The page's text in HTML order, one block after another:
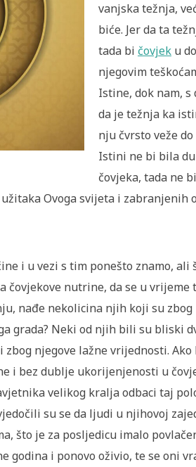
vanjska težnja,
biće. Jer da ta
tada bi čovjek u
njegovim
Istine, dok nam,
da je težnja ka
nju čvrsto veže
Istini ne bi bila
čovjeka, tada ne
Ovoga svijeta i zabranjenih
i u vezi s tim ponešto znamo,
čovjekove nutrine, da se u
nađe nekolicina njih koji su
grada? Neki od njih bili su bliski
njegove lažne vrijednosti.
i bez dublje ukorijenjenosti u
velikog kralja odbaci taj
su se da ljudi u njihovoj
što je za posljedicu imalo
godina i ponovo oživio, te se oni